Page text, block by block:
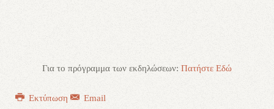
Για το πρόγραμμα των εκδηλώσεων: Πατήστε Εδώ
Εκτύπωση Email